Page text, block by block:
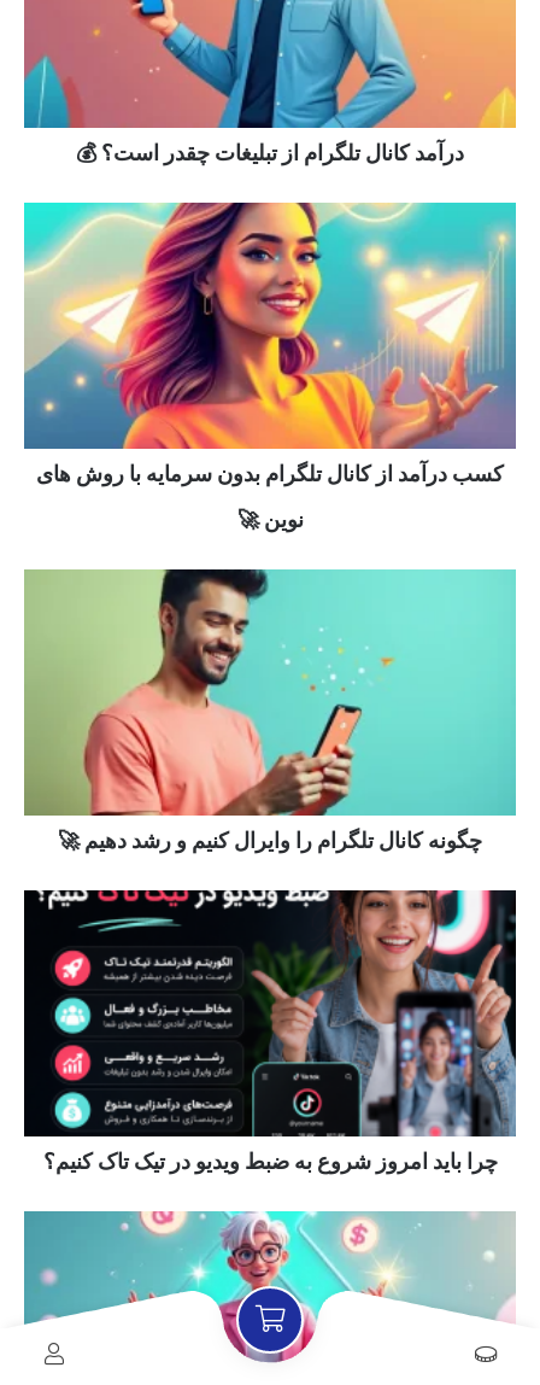
درآمد کانال تلگرام از تبلیغات چقدر است؟ 💰
کسب درآمد از کانال تلگرام بدون سرمایه با روش های
نوین 🚀
چگونه کانال تلگرام را وایرال کنیم و رشد دهیم 🚀
چرا باید امروز شروع به ضبط ویدیو در تیک تاک کنیم؟